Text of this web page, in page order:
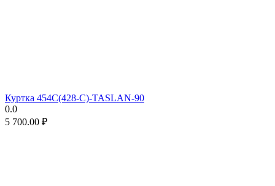
Куртка 454C(428-C)-TASLAN-90
0.0
5 700.00 ₽